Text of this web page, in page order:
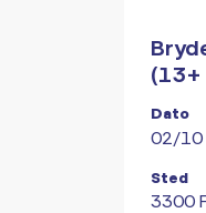
(13+
Dato
02/10
Sted
3300